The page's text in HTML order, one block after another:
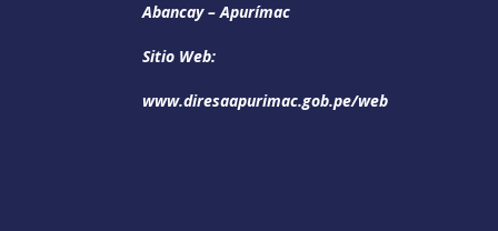
Abancay – Apurímac
Sitio Web:
www.diresaapurimac.gob.pe/web